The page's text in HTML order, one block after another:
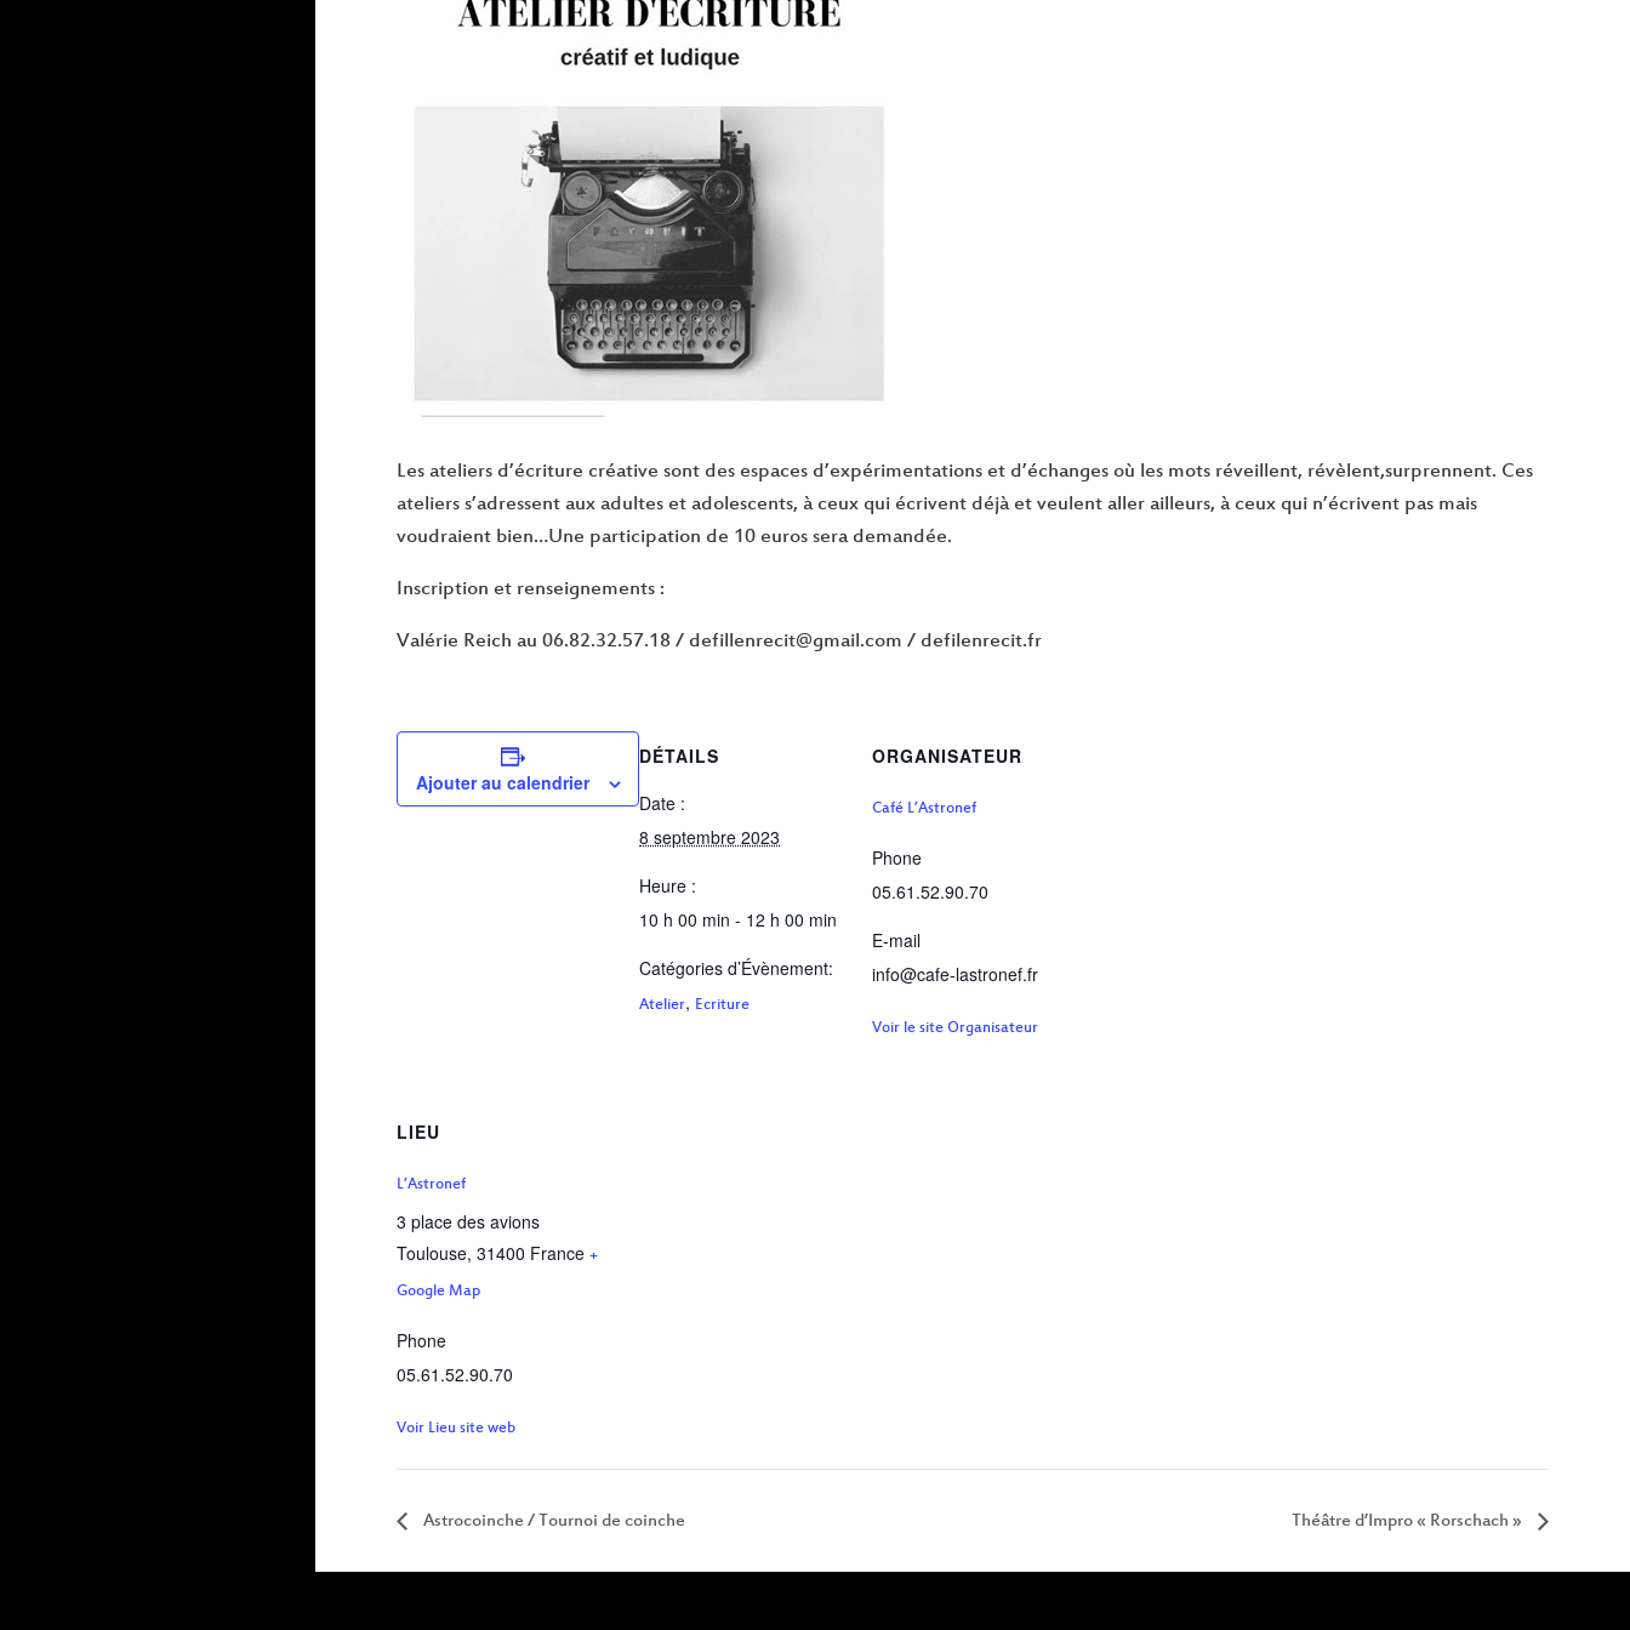
Les ateliers d’écriture créative sont des espaces d’expérimentations et d’échanges où les mots réveillent, révèlent,surprennent. Ces
ateliers s’adressent aux adultes et adolescents, à ceux qui écrivent déjà et veulent aller ailleurs, à ceux qui n’écrivent pas mais
voudraient bien…Une participation de 10 euros sera demandée.
Inscription et renseignements :
Valérie Reich au 06.82.32.57.18 / defillenrecit@gmail.com / defilenrecit.fr
Ajouter au calendrier
DÉTAILS
Date :
8 septembre 2023
Heure :
10 h 00 min - 12 h 00 min
Catégories d’Évènement:
Atelier, Ecriture
ORGANISATEUR
Café L’Astronef
Phone
05.61.52.90.70
E-mail
info@cafe-lastronef.fr
Voir le site Organisateur
LIEU
L’Astronef
3 place des avions
Toulouse, 31400 France +
Google Map
Phone
05.61.52.90.70
Voir Lieu site web
Astrocoinche / Tournoi de coinche Théâtre d’Impro « Rorschach »